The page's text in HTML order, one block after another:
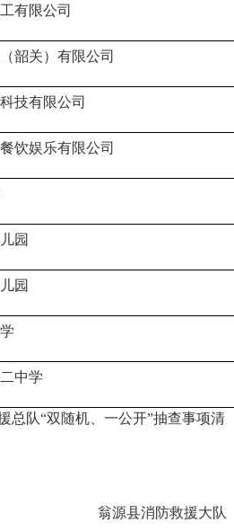
有限公司
韶关）有限公司
技有限公司
饮娱乐有限公司
园
园
中学
总队“双随机、一公开”抽查事项清
翁源县消防救援大队